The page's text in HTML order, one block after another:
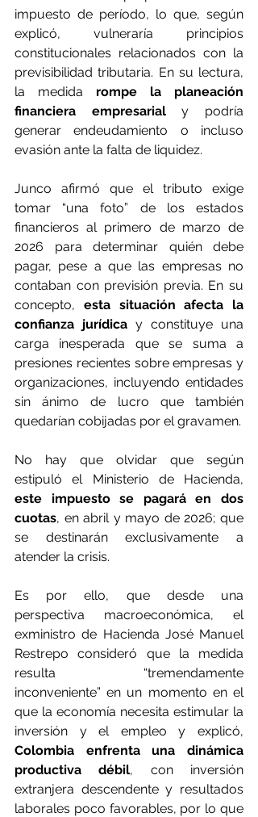
impuesto de período, lo que, según
explicó, vulneraría principios
constitucionales relacionados con la
previsibilidad tributaria. En su lectura,
la medida rompe la planeación
financiera empresarial y podría
generar endeudamiento o incluso
evasión ante la falta de liquidez.
Junco afirmó que el tributo exige
tomar “una foto” de los estados
financieros al primero de marzo de
2026 para determinar quién debe
pagar, pese a que las empresas no
contaban con previsión previa. En su
concepto, esta situación afecta la
confianza jurídica y constituye una
carga inesperada que se suma a
presiones recientes sobre empresas y
organizaciones, incluyendo entidades
sin ánimo de lucro que también
quedarían cobijadas por el gravamen.
No hay que olvidar que según
este impuesto se pagará en dos
cuotas, en abril y mayo de 2026; que
se destinarán exclusivamente a
atender la crisis.
Es por ello, que desde una
perspectiva macroeconómica, el
exministro de Hacienda José Manuel
Restrepo consideró que la medida
resulta “tremendamente
inconveniente” en un momento en el
que la economía necesita estimular la
Colombia enfrenta una dinámica
productiva débil, con inversión
extranjera descendente y resultados
laborales poco favorables, por lo que